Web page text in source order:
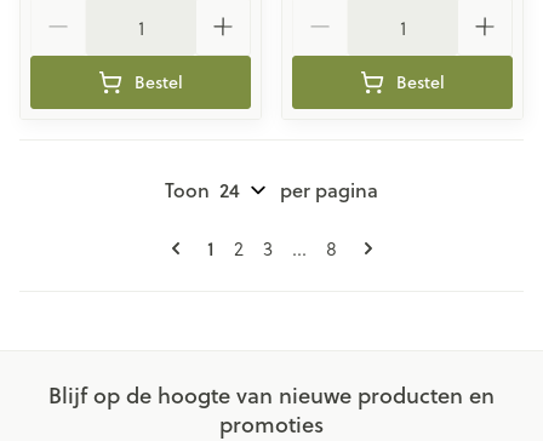
Bestel Bestel
Pagina's
U lees momenteel pagina
1 Pagina
2 Pagina
3 ... Pagina
8
Toon per pagina
Blijf op de hoogte van nieuwe producten en
promoties